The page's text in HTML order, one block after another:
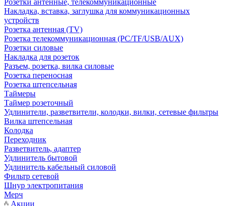
Розетки антенные, телекоммуникационные
Накладка, вставка, заглушка для коммуникационных
устройств
Розетка антенная (TV)
Розетка телекоммуникационная (PC/TF/USB/AUX)
Розетки силовые
Накладка для розеток
Разъем, розетка, вилка силовые
Розетка переносная
Розетка штепсельная
Таймеры
Таймер розеточный
Удлинители, разветвители, колодки, вилки, сетевые фильтры
Вилка штепсельная
Колодка
Переходник
Разветвитель, адаптер
Удлинитель бытовой
Удлинитель кабельный силовой
Фильтр сетевой
Шнур электропитания
Мерч
Акции